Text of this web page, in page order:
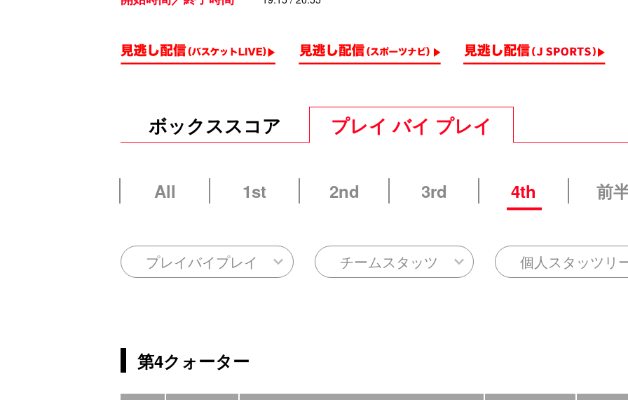
ボックススコア プレイ バイ プレイ
All 1st 2nd 3rd 4th 前
プレイバイプレイ チームスタッツ 個人スタッツリ
第4クォーター